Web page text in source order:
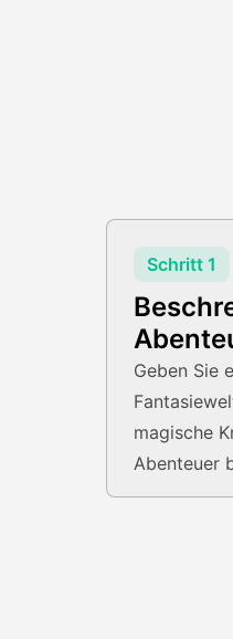
Schritt 1
Geben Sie
magische
Abenteuer